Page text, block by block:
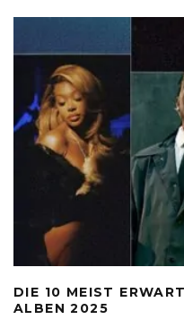
DIE 10 MEIST
ALBEN 2025